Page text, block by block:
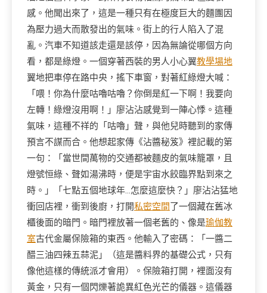
感。他聞出來了，這是一種只有在極度巨大的麵團因
為壓力過大而散發出的氣味。街上的行人陷入了混
亂。汽車不知道該走還是該停，因為無論從哪個方向
看，都是綠燈。一個穿著西裝的男人小心翼教學場地
翼地把車停在路中央，搖下車窗，對著紅綠燈大喊：
「喂！你為什麼咕嚕咕嚕？你倒是紅一下啊！我要向
左轉！綠燈沒用啊！」廖沾沾感覺到一陣心悸。這種
氣味，這種不祥的「咕嚕」聲，與他兒時聽到的家傳
預言不謀而合。他想起家傳《沾醬秘笈》裡記載的第
一句：「當世間萬物的交通都被麵皮的氣味籠罩，且
燈號恒綠、聲如湯沸時，便是宇宙水餃臨界點到來之
時。」「七點五個地球年…怎麼這麼快？」廖沾沾猛地
衝回店裡，衝到後廚，打開私密空間了一個藏在舊冰
櫃後面的暗門。暗門裡放著一個老舊的、像是瑜伽教
室古代金屬保險箱的東西。他輸入了密碼：「一醬二
醋三油四辣五蒜泥」（這是醬料界的基礎公式，只有
像他這樣的傳統派才會用）。保險箱打開，裡面沒有
黃金，只有一個閃爍著詭異紅色光芒的儀器。這儀器